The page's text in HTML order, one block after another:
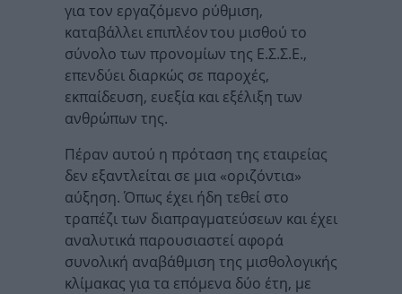
για τον εργαζόμενο ρύθμιση,
καταβάλλει επιπλέον του μισθού το
σύνολο των προνομίων της Ε.Σ.Σ.Ε.,
επενδύει διαρκώς σε παροχές,
εκπαίδευση, ευεξία και εξέλιξη των
ανθρώπων της.
Πέραν αυτού η πρόταση της εταιρείας
δεν εξαντλείται σε μια «οριζόντια»
αύξηση. Όπως έχει ήδη τεθεί στο
τραπέζι των διαπραγματεύσεων και έχει
αναλυτικά παρουσιαστεί αφορά
συνολική αναβάθμιση της μισθολογικής
κλίμακας για τα επόμενα δύο έτη, με